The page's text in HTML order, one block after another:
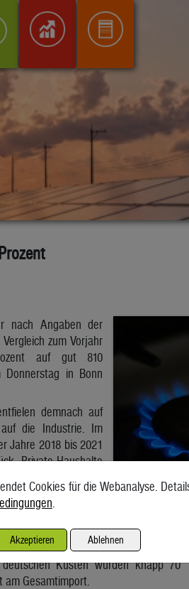
nach Angaben der
zum Vorjahr
auf gut 810
in Bonn
demnach auf
die Industrie. Im
Jahre 2018 bis 2021
Private Haushalte
die Industrie
insgesamt 968
noch Erdgas aus Russland
Niederlanden (26 Prozent) und
deutschen Küsten wurden knapp 70
Gesamtimport.
Cookies für die Webanalyse.
Akzeptieren Ablehnen